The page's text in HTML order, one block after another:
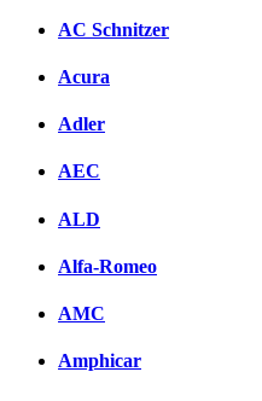
AC Schnitzer
Acura
Adler
AEC
ALD
Alfa-Romeo
AMC
Amphicar